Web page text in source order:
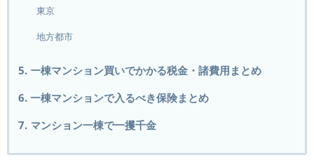
東京
地方都市
5. 一棟マンション買いでかかる税金・諸費用まとめ
6. 一棟マンションで入るべき保険まとめ
7. マンション一棟で一攫千金